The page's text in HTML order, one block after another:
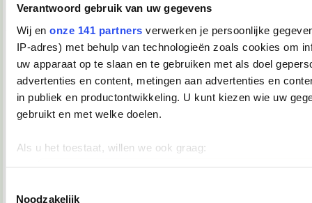
Verantwoord gebruik van uw gegevens
Wij en onze 141 partners verwerken je persoonlijke
IP-adres) met behulp van technologieën zoals cookies om
uw apparaat op te slaan en te gebruiken met als doel
advertenties en content, metingen aan advertenties en
in publiek en productontwikkeling. U kunt kiezen wie uw
gebruikt en met welke doelen.
Als u het toestaat, willen we ook graag:
Noodzakelijk
OMG! Keelpijn!!
__________________
♥ - I miss all the places we never went. -
08-10-2007, 09:39
Verwijderd
*keelpastille doneer*
08-10-2007, 09:39